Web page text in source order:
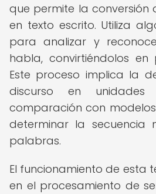
que permite la conversión
en texto escrito. Utiliza
para analizar y
habla, convirtiéndolos en
Este proceso implica la
discurso en
comparación con
determinar la secuencia
palabras.
El funcionamiento de esta
en el procesamiento de